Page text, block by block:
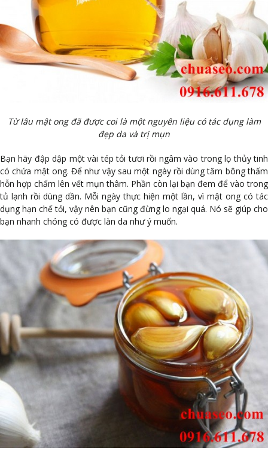
Từ lâu mật ong đã được coi là một nguyên liệu có tác dụng làm
đẹp da và trị mụn
Bạn hãy đập dập một vài tép tỏi tươi rồi ngâm vào trong lọ thủy tinh
có chứa mật ong. Để như vậy sau một ngày rồi dùng tăm bông thấm
hỗn hợp chấm lên vết mụn thâm. Phần còn lại bạn đem để vào trong
tủ lạnh rồi dùng dần. Mỗi ngày thực hiện một lần, vì mật ong có tác
dụng hạn chế tỏi, vậy nên bạn cũng đừng lo ngại quá. Nó sẽ giúp cho
bạn nhanh chóng có được làn da như ý muốn.